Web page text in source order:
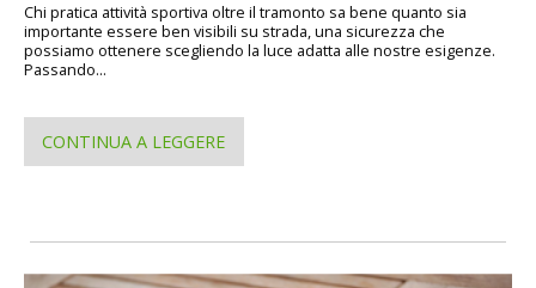
Chi pratica attività sportiva oltre il tramonto sa bene quanto sia
importante essere ben visibili su strada, una sicurezza che
possiamo ottenere scegliendo la luce adatta alle nostre esigenze.
Passando...
CONTINUA A LEGGERE